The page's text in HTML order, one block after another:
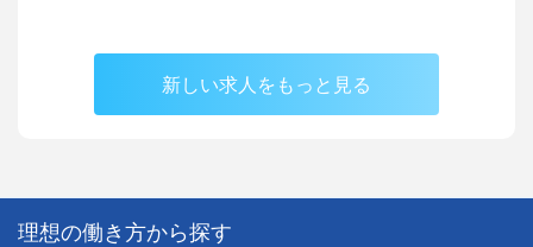
新しい求人をもっと見る
理想の働き方から探す